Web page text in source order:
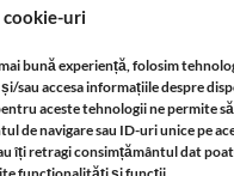
cookie-uri
bună experiență, folosim
sau accesa informațiile despre
aceste tehnologii ne permite
de navigare sau ID-uri unice pe
îți retragi consimțământul dat
Identificare firma
legale: